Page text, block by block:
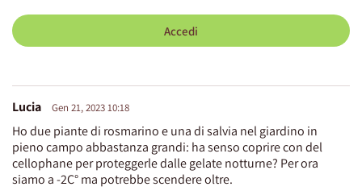
Accedi
Lucia Gen 21, 2023 10:18
Ho due piante di rosmarino e una di salvia nel giardino in
pieno campo abbastanza grandi: ha senso coprire con del
cellophane per proteggerle dalle gelate notturne? Per ora
siamo a -2C° ma potrebbe scendere oltre.